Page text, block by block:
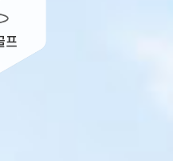
프